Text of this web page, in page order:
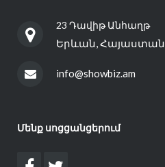
23 Դավիթ Անհաղթ
Երևան, Հայաստան
info@showbiz.am
Մենք սոցցանցերում